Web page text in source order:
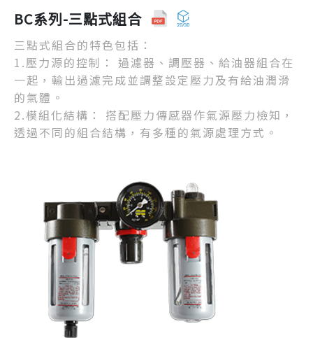
BC系列-三點式組合
三點式組合的特色包括：
1.壓力源的控制： 過濾器、調壓器、給油器組合在
一起，輸出過濾完成並調整設定壓力及有給油潤滑
的氣體。
2.模組化結構： 搭配壓力傳感器作氣源壓力檢知，
透過不同的組合結構，有多種的氣源處理方式。